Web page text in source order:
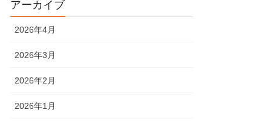
アーカイブ
2026年4月
2026年3月
2026年2月
2026年1月